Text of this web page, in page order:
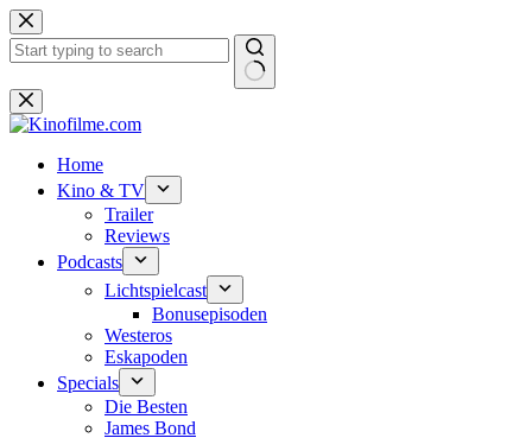
Zum
Inhalt
springen
Keine
Ergebnisse
Home
Kino & TV
Trailer
Reviews
Podcasts
Lichtspielcast
Bonusepisoden
Westeros
Eskapoden
Specials
Die Besten
James Bond